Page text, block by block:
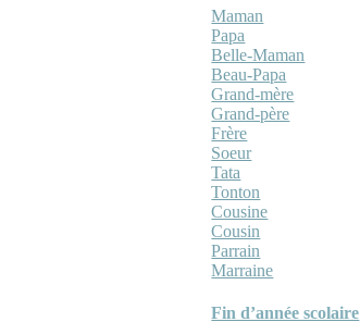
Maman
Papa
Belle-Maman
Beau-Papa
Grand-mère
Grand-père
Frère
Soeur
Tata
Tonton
Cousine
Cousin
Parrain
Marraine
Fin d’année scolaire